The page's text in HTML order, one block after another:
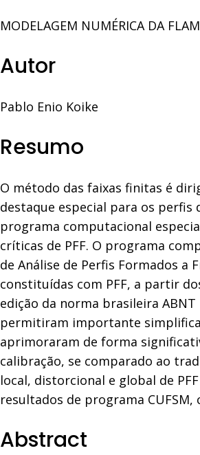
MODELAGEM NUMÉRICA DA
Autor
Pablo Enio Koike
Resumo
O método das faixas finitas é
destaque especial para os perfis
programa computacional
críticas de PFF. O programa
de Análise de Perfis Formados
constituídas com PFF, a partir
edição da norma brasileira
permitiram importante
aprimoraram de forma
calibração, se comparado ao
local, distorcional e global de
resultados de programa
Abstract